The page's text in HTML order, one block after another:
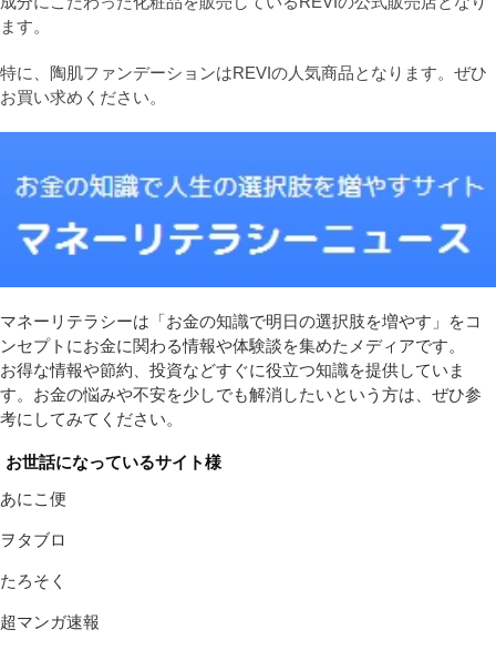
ます。
特に、陶肌ファンデーションはREVIの人気商品となります。ぜひ
お買い求めください。
マネーリテラシーは「お金の知識で明日の選択肢を増やす」をコ
ンセプトにお金に関わる情報や体験談を集めたメディアです。
お得な情報や節約、投資などすぐに役立つ知識を提供していま
す。お金の悩みや不安を少しでも解消したいという方は、ぜひ参
考にしてみてください。
お世話になっているサイト様
あにこ便
ヲタブロ
たろそく
超マンガ速報